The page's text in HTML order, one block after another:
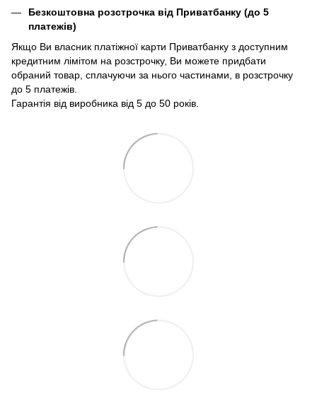
Безкоштовна розстрочка від Приватбанку (до 5
платежів)
Якщо Ви власник платіжної карти Приватбанку з доступним
кредитним лімітом на розстрочку, Ви можете придбати
обраний товар, сплачуючи за нього частинами, в розстрочку
до 5 платежів.
Гарантія від виробника від 5 до 50 років.